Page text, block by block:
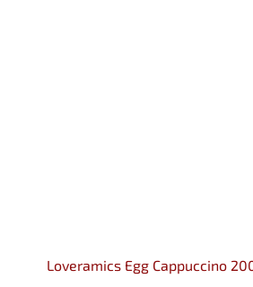
Loveramics Egg Cappuccino